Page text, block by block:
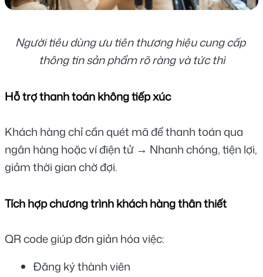
Người tiêu dùng ưu tiên thương hiệu cung cấp
thông tin sản phẩm rõ ràng và tức thì
Hỗ trợ thanh toán không tiếp xúc
Khách hàng chỉ cần quét mã để thanh toán qua
ngân hàng hoặc ví điện tử → Nhanh chóng, tiện lợi,
giảm thời gian chờ đợi.
Tích hợp chương trình khách hàng thân thiết
QR code giúp đơn giản hóa việc:
Đăng ký thành viên